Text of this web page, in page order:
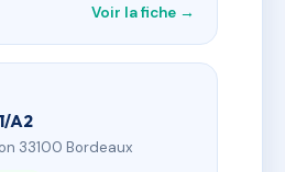
Voir la fiche →
A2
33100 Bordeaux